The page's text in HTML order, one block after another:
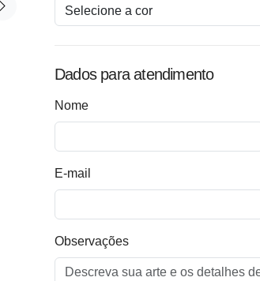
Dados para atendimento
Nome
E-mail
Observações